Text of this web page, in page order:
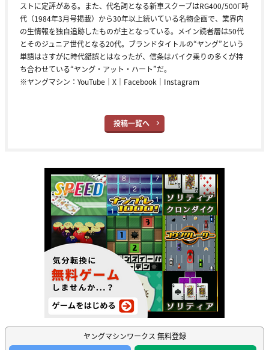
ストに定評がある。また、代名詞となる新車スクープはRG400/500Γ時
代（1984年3月号掲載）から30年以上続いている名物企画で、業界内
の生情報を独自追跡したものが主となっている。メイン読者層は50代
とそのジュニア世代となる20代。ブランドタイトルの“ヤング”という
単語はさすがに時代錯誤とはなったが、信条はバイク乗りの多くが持
ち合わせている“ヤング・アット・ハート”だ。
※ヤングマシン： YouTube ｜ X ｜ Facebook ｜ Instagram
投稿一覧へ
ヤングマシンワークス 無料登録